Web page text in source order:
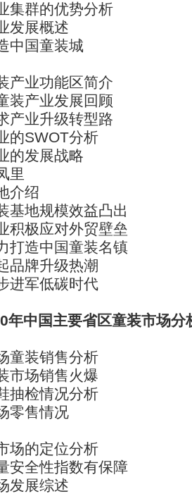
集群的优势分析
发展概述
中国童装城
产业功能区简介
装产业发展回顾
产业升级转型路
的SWOT分析
的发展战略
里
介绍
基地规模效益凸出
积极应对外贸壁垒
打造中国童装名镇
品牌升级热潮
进军低碳时代
年中国主要省区童装市场分
童装销售分析
市场销售火爆
抽检情况分析
零售情况
场的定位分析
安全性指数有保障
发展综述